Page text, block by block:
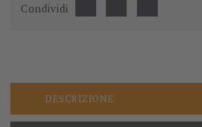
Condividi
DESCRIZIONE